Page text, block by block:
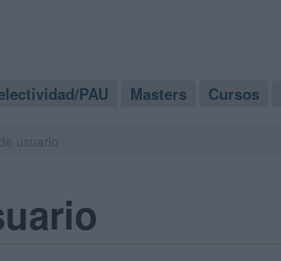
PAU Masters Cursos